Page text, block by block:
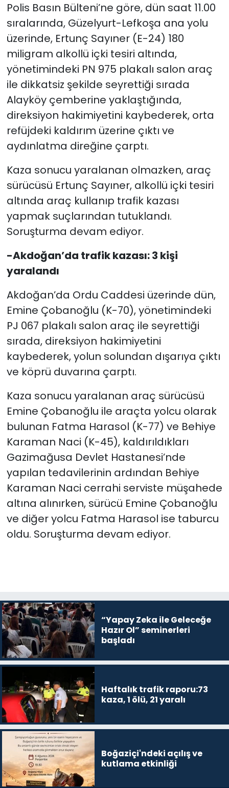
Polis Basın Bülteni’ne göre, dün saat 11.00
sıralarında, Güzelyurt-Lefkoşa ana yolu
üzerinde, Ertunç Sayıner (E-24) 180
miligram alkollü içki tesiri altında,
yönetimindeki PN 975 plakalı salon araç
ile dikkatsiz şekilde seyrettiği sırada
Alayköy çemberine yaklaştığında,
direksiyon hakimiyetini kaybederek, orta
refüjdeki kaldırım üzerine çıktı ve
aydınlatma direğine çarptı.
Kaza sonucu yaralanan olmazken, araç
sürücüsü Ertunç Sayıner, alkollü içki tesiri
altında araç kullanıp trafik kazası
yapmak suçlarından tutuklandı.
Soruşturma devam ediyor.
-Akdoğan’da trafik kazası: 3 kişi
yaralandı
Akdoğan’da Ordu Caddesi üzerinde dün,
Emine Çobanoğlu (K-70), yönetimindeki
PJ 067 plakalı salon araç ile seyrettiği
sırada, direksiyon hakimiyetini
kaybederek, yolun solundan dışarıya çıktı
ve köprü duvarına çarptı.
Kaza sonucu yaralanan araç sürücüsü
Emine Çobanoğlu ile araçta yolcu olarak
bulunan Fatma Harasol (K-77) ve Behiye
Karaman Naci (K-45), kaldırıldıkları
Gazimağusa Devlet Hastanesi’nde
yapılan tedavilerinin ardından Behiye
Karaman Naci cerrahi serviste müşahede
altına alınırken, sürücü Emine Çobanoğlu
ve diğer yolcu Fatma Harasol ise taburcu
oldu. Soruşturma devam ediyor.
“Yapay Zeka ile Geleceğe
Hazır Ol” seminerleri
başladı
Haftalık trafik raporu:73
kaza, 1 ölü, 21 yaralı
Boğaziçi'ndeki açılış ve
kutlama etkinliği
TÜRKiYE
Video Galeri
YAŞAM
Yazarlar